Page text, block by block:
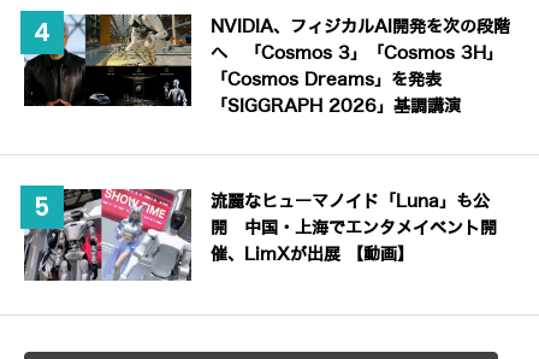
NVIDIA、フィジカルAI開発を次の段階
へ 「Cosmos 3」「Cosmos 3H」
「Cosmos Dreams」を発表
「SIGGRAPH 2026」基調講演
流麗なヒューマノイド「Luna」も公
開 中国・上海でエンタメイベント開
催、LimXが出展 【動画】